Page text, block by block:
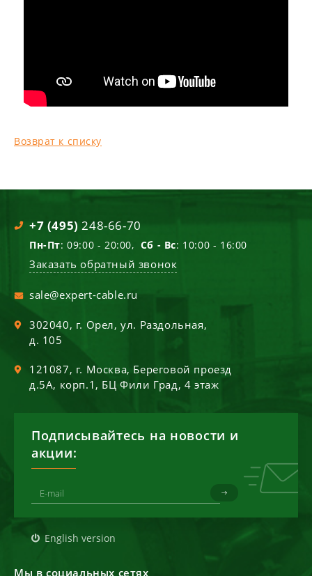
Возврат к списку
+7 (495) 248-66-70
Пн-Пт: 09:00 - 20:00, Сб - Вс: 10:00 - 16:00
Заказать обратный звонок
sale@expert-cable.ru
302040, г. Орел,ул. Раздольная,
д. 105
121087, г. Москва, Береговой проезд
д.5А, корп.1, БЦ Фили Град, 4 этаж
Подписывайтесь на новости и
акции:
English version
Мы в социальных сетях